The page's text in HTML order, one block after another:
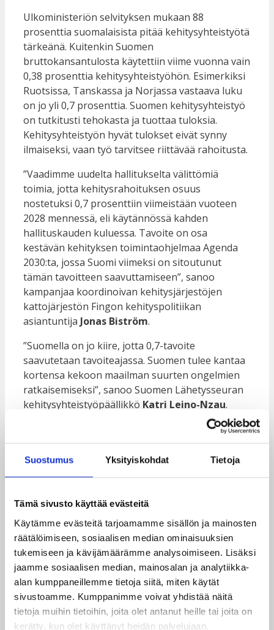
Suostumus Yksityiskohdat Tietoja
Tämä sivusto käyttää evästeitä
Käytämme evästeitä tarjoamamme sisällön ja mainosten
räätälöimiseen, sosiaalisen median ominaisuuksien
tukemiseen ja kävijämäärämme analysoimiseen. Lisäksi
jaamme sosiaalisen median, mainosalan ja analytiikka-
alan kumppaneillemme tietoja siitä, miten käytät
sivustoamme. Kumppanimme voivat yhdistää näitä
tietoja muihin tietoihin, joita olet antanut heille tai joita on
kerätty, kun olet käyttänyt heidän palvelujaan.
Ulkoministeriön selvityksen mukaan 88
prosenttia suomalaisista pitää kehitysyhteistyötä
tärkeänä. Kuitenkin Suomen
bruttokansantulosta käytettiin viime vuonna vain
0,38 prosenttia kehitysyhteistyöhön. Esimerkiksi
Ruotsissa, Tanskassa ja Norjassa vastaava luku
on jo yli 0,7 prosenttia. Suomen kehitysyhteistyö
on tutkitusti tehokasta ja tuottaa tuloksia.
Kehitysyhteistyön hyvät tulokset eivät synny
ilmaiseksi, vaan työ tarvitsee riittävää rahoitusta.
”Vaadimme uudelta hallitukselta välittömiä
toimia, jotta kehitysrahoituksen osuus
nostetuksi 0,7 prosenttiin viimeistään vuoteen
2028 mennessä, eli käytännössä kahden
hallituskauden kuluessa. Tavoite on osa
kestävän kehityksen toimintaohjelmaa Agenda
2030:ta, jossa Suomi viimeksi on sitoutunut
tämän tavoitteen saavuttamiseen”, sanoo
kampanjaa koordinoivan kehitysjärjestöjen
kattojärjestön Fingon kehityspolitiikan
asiantuntija Jonas Biström.
”Suomella on jo kiire, jotta 0,7-tavoite
saavutetaan tavoiteajassa. Suomen tulee kantaa
kortensa kekoon maailman suurten ongelmien
ratkaisemiseksi”, sanoo Suomen Lähetysseuran
kehitysyhteistyöpäällikkö Katri Leino-Nzau.
ilmoittaneet tukevansa kehitysyhteistyön 0,7-
tavoitteen saavuttamista sinisiä ja
perussuomalaisia lukuun ottamatta. Lisäksi
kansanedustajaehdokasta on halunnut erikseen
asettua omilla kasvoillaan tukemaan Nolo totuus
-kampanjaa. Katso kampanjaa tukevien
henkilöiden ajatuksia kehitysrahoituksesta sekä
lista mukana olevista poliitikoista
Nolo totuus -
sivustolta
Julkisuuden henkilöt ja poliitikot yli
puoluerajojen vaativat muutosta